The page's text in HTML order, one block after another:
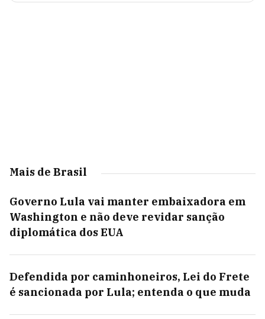
Mais de Brasil
Governo Lula vai manter embaixadora em
Washington e não deve revidar sanção
diplomática dos EUA
Defendida por caminhoneiros, Lei do Frete
é sancionada por Lula; entenda o que muda